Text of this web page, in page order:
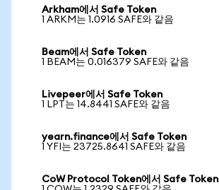
Arkham에서 Safe Token
1 ARKM는 1.0916 SAFE와 같음
Beam에서 Safe Token
1 BEAM는 0.016379 SAFE와 같음
Livepeer에서 Safe Token
1 LPT는 14.8441 SAFE와 같음
yearn.finance에서 Safe Token
1 YFI는 23725.8641 SAFE와 같음
CoW Protocol Token에서 Safe Token